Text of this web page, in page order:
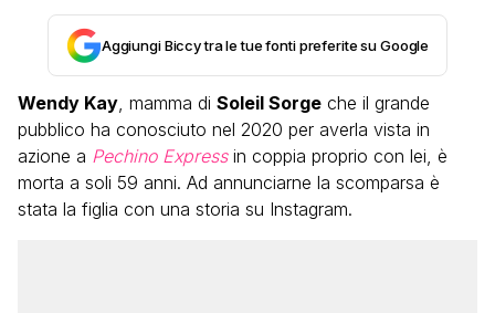
Aggiungi Biccy tra le tue fonti preferite su Google
Wendy Kay, mamma di Soleil Sorge che il grande
pubblico ha conosciuto nel 2020 per averla vista in
azione a Pechino Expressin coppia proprio con lei, è
morta a soli 59 anni. Ad annunciarne la scomparsa è
stata la figlia con una storia su Instagram.